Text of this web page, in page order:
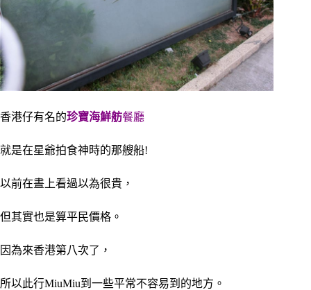
香港仔有名的珍寶海鮮舫餐廳
就是在星爺拍食神時的那艘船!
以前在晝上看過以為很貴，
但其實也是算平民價格。
因為來香港第八次了，
所以此行MiuMiu到一些平常不容易到的地方。